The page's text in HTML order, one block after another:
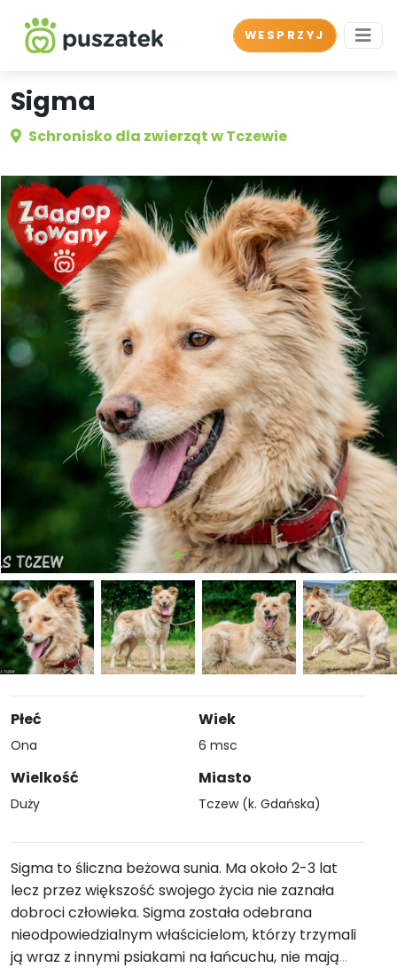
WESPRZYJ
Sigma
Schronisko dla zwierząt w Tczewie
Płeć
Ona
Wielkość
Duży
Wiek
6 msc
Miasto
Tczew (k. Gdańska)
Sigma to śliczna beżowa sunia. Ma około 2-3 lat
lecz przez większość swojego życia nie zaznała
dobroci człowieka. Sigma została odebrana
nieodpowiedzialnym właścicielom, którzy trzymali
ją wraz z innymi psiakami na łańcuchu, nie mają...